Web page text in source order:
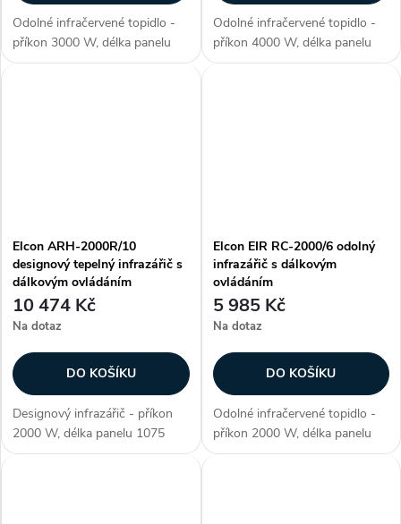
Odolné infračervené topidlo -
příkon 3000 W, délka panelu
780 mm, voděodolné (krytí IP
Odolné infračervené topidlo -
příkon 4000 W, délka panelu
600 mm, voděodolné (krytí IP
Elcon ARH-2000R/10
designový tepelný infrazářič s
dálkovým ovládáním
10 474 Kč
Na dotaz
DO KOŠÍKU
Designový infrazářič - příkon
2000 W, délka panelu 1075
mm, voděodolné (krytí IP 55),
Elcon EIR RC-2000/6 odolný
infrazářič s dálkovým
ovládáním
5 985 Kč
Na dotaz
DO KOŠÍKU
Odolné infračervené topidlo -
příkon 2000 W, délka panelu
600 mm, voděodolné (krytí IP